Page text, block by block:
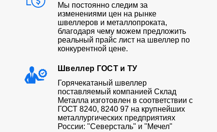
Мы постоянно следим за
изменениями цен на рынке
швеллеров и металлопроката,
благодаря чему можем предложить
реальный прайс лист на швеллер по
конкурентной цене.
Швеллер ГОСТ и ТУ
Горячекатаный швеллер
поставляемый компанией Склад
Металла изготовлен в соответствии с
ГОСТ 8240, 8240 97 на крупнейших
металлургических предприятиях
России: "Северсталь" и "Мечел"